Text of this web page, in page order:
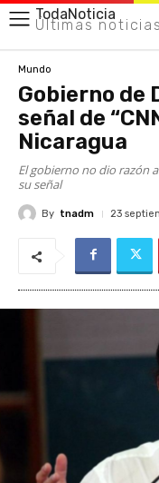
TodaNoticia
Últimas noticias
Mundo
Gobierno de
señal de
Nicaragua
El gobierno no dio razón
su señal
By tnadm 23